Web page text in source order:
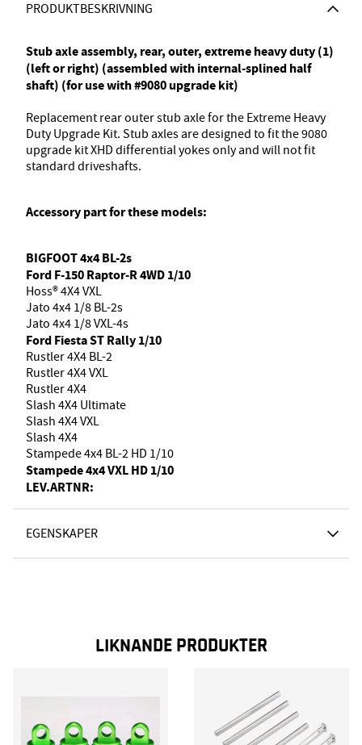
PRODUKTBESKRIVNING
Stub axle assembly, rear, outer, extreme heavy duty (1)
(left or right) (assembled with internal-splined half
shaft) (for use with #9080 upgrade kit)
Replacement rear outer stub axle for the Extreme Heavy
Duty Upgrade Kit. Stub axles are designed to fit the 9080
upgrade kit XHD differential yokes only and will not fit
standard driveshafts.
Accessory part for these models:
BIGFOOT 4x4 BL-2s
Ford F-150 Raptor-R 4WD 1/10
Hoss® 4X4 VXL
Jato 4x4 1/8 BL-2s
Jato 4x4 1/8 VXL-4s
Ford Fiesta ST Rally 1/10
Rustler 4X4 BL-2
Rustler 4X4 VXL
Rustler 4X4
Slash 4X4 Ultimate
Slash 4X4 VXL
Slash 4X4
Stampede 4x4 BL-2 HD 1/10
Stampede 4x4 VXL HD 1/10
LEV.ARTNR:
EGENSKAPER
LIKNANDE PRODUKTER